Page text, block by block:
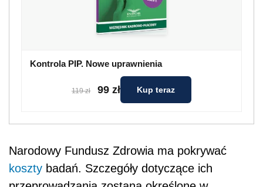
Kontrola PIP. Nowe uprawnienia
119 zł 99 zł Kup teraz
Narodowy Fundusz Zdrowia ma pokrywać
koszty badań. Szczegóły dotyczące ich